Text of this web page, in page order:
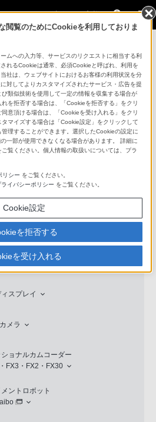
法人のお客様
スーマー製品に関するお問い合わせ
製品に関する重要なお知らせ
ル／業務用製品に関
問い合わせ
品に関するお問い合わせ
専用窓口がございます。対象の
リンク先の窓口よりお問い合わ
プレイ・テレビ
ラビア
スプレイ
カメラ
ョナルカムコーダー
FX3・FX2・FX30
ントロボット
aibo
閲覧のためにCookieを利用しておりま
ムへの入力等、サービスのリクエストに相当する利
れるCookieは通常、必須Cookieと呼ばれ、利用を
社は、ウェブサイトにおけるお客様の利用状況を分
対してよりカスタマイズされたサービス・広告を提
類似技術を使用して一定の情報を収集する場合が
を拒否する場合は、「Cookieを拒否する」をクリ
意頂ける場合は、「Cookieを受け入れる」をクリ
マイズする場合は「Cookie設定」をクリックして
理することができます。選択したCookieの設定に
一部が使用できなくなる場合があります。 詳細に
覧ください。個人情報の取扱いについては、プラ
リシー をご覧ください。
ライバシーポリシー をご覧ください。
Cookie設定
を拒否する
を受け入れる